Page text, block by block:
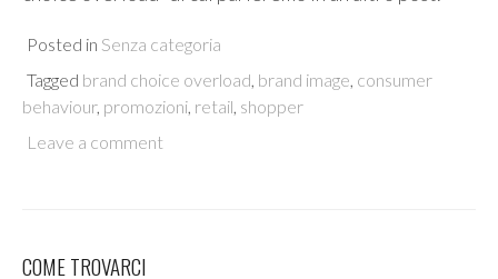
Posted in Senza categoria
Tagged brand choice overload, brand image, consumer
behaviour, promozioni, retail, shopper
Leave a comment
COME TROVARCI